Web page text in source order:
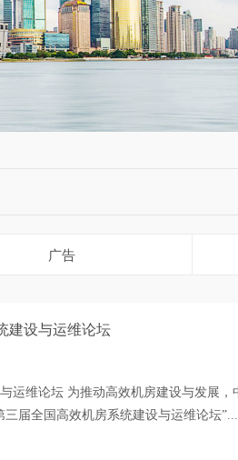
广告
建设与运维论坛
运维论坛 为推动高效机房建设与发展，
届全国高效机房系统建设与运维论坛”...